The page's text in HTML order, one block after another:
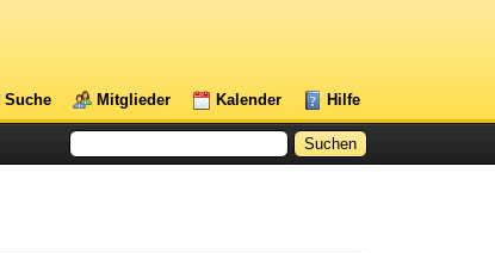
Suche Mitglieder Kalender Hilfe